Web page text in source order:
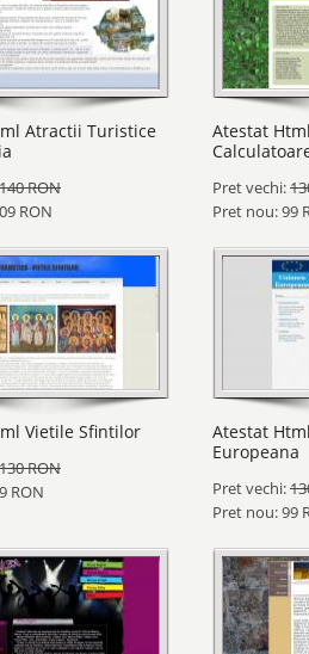
Atractii Turistice
140 RON
RON
Atestat
Pret vechi:
Pret nou: 99
Vietile Sfintilor
130 RON
RON
Atestat
Europeana
Pret vechi:
Pret nou: 99